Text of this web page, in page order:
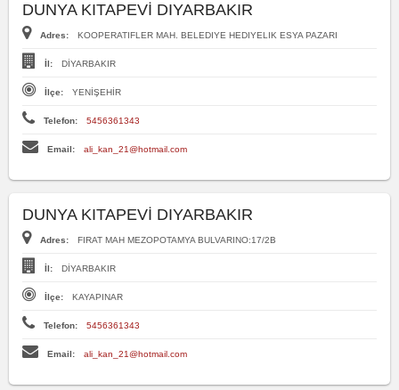
DUNYA KITAPEVİ DIYARBAKIR
Adres: KOOPERATIFLER MAH. BELEDIYE HEDIYELIK ESYA PAZARI
İl: DİYARBAKIR
İlçe: YENİŞEHİR
Telefon: 5456361343
Email: ali_kan_21@hotmail.com
DUNYA KITAPEVİ DIYARBAKIR
Adres: FIRAT MAH MEZOPOTAMYA BULVARINO:17/2B
İl: DİYARBAKIR
İlçe: KAYAPINAR
Telefon: 5456361343
Email: ali_kan_21@hotmail.com